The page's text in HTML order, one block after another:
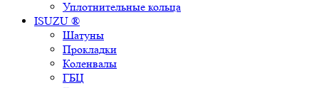
Уплотнительные кольца
ISUZU ®
Шатуны
Прокладки
Коленвалы
ГБЦ